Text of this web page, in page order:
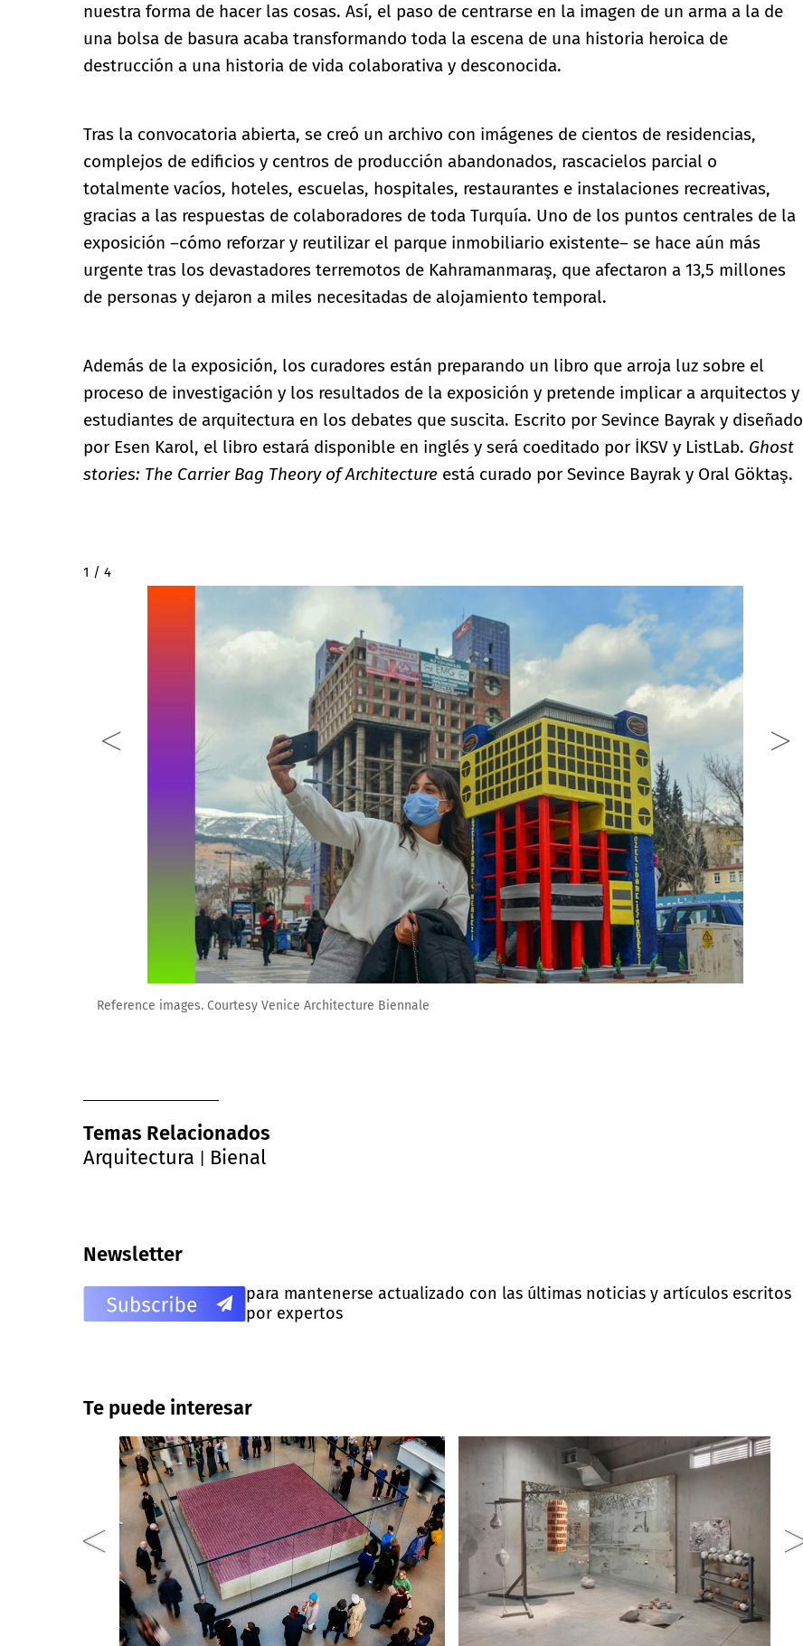
nuestra forma de hacer las cosas. Así, el paso de centrarse en la imagen de un arma a la de
una bolsa de basura acaba transformando toda la escena de una historia heroica de
destrucción a una historia de vida colaborativa y desconocida.
Tras la convocatoria abierta, se creó un archivo con imágenes de cientos de residencias,
complejos de edificios y centros de producción abandonados, rascacielos parcial o
totalmente vacíos, hoteles, escuelas, hospitales, restaurantes e instalaciones recreativas,
gracias a las respuestas de colaboradores de toda Turquía. Uno de los puntos centrales de la
exposición ­–cómo reforzar y reutilizar el parque inmobiliario existente– se hace aún más
urgente tras los devastadores terremotos de Kahramanmaraş, que afectaron a 13,5 millones
de personas y dejaron a miles necesitadas de alojamiento temporal.
Además de la exposición, los curadores están preparando un libro que arroja luz sobre el
proceso de investigación y los resultados de la exposición y pretende implicar a arquitectos y
estudiantes de arquitectura en los debates que suscita. Escrito por Sevince Bayrak y diseñado
por Esen Karol, el libro estará disponible en inglés y será coeditado por İKSV y ListLab. Ghost
stories: The Carrier Bag Theory of Architecture está curado por Sevince Bayrak y Oral Göktaş.
2 / 4
Reference images. Courtesy Venice Architecture Biennale
Temas Relacionados
Arquitectura | Bienal
Newsletter
para mantenerse actualizado con las últimas noticias y artículos escritos
por expertos
Te puede interesar